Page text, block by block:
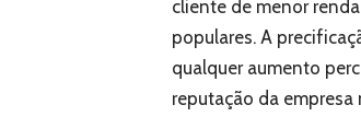
cliente de menor
populares. A
qualquer aumento
reputação da